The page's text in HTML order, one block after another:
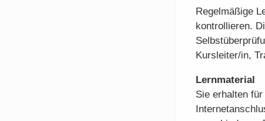
Regelmäßige
kontrollieren.
Kursleiter/in,
Lernmaterial
Sie erhalten